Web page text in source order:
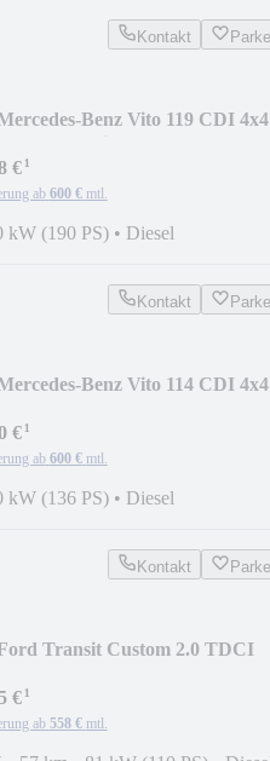
Kontakt
Benz Vito 119 CDI 4x4
€¹
ab 600 € mtl.
kW (190 PS) • Diesel
Kontakt
Benz Vito 114 CDI 4x4
€¹
ab 600 € mtl.
kW (136 PS) • Diesel
Kontakt
Transit Custom 2.0 TDCI
€¹
ab 558 € mtl.